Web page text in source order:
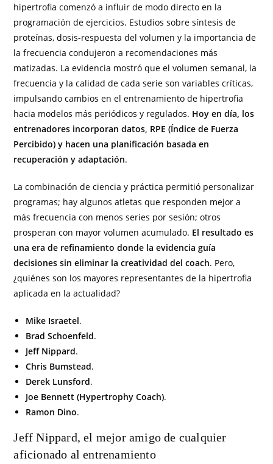
hipertrofia comenzó a influir de modo directo en la
programación de ejercicios. Estudios sobre síntesis de
proteínas, dosis-respuesta del volumen y la importancia de
la frecuencia condujeron a recomendaciones más
matizadas. La evidencia mostró que el volumen semanal, la
frecuencia y la calidad de cada serie son variables críticas,
impulsando cambios en el entrenamiento de hipertrofia
hacia modelos más periódicos y regulados. Hoy en día, los
entrenadores incorporan datos, RPE (Índice de Fuerza
Percibido) y hacen una planificación basada en
recuperación y adaptación.
La combinación de ciencia y práctica permitió personalizar
programas; hay algunos atletas que responden mejor a
más frecuencia con menos series por sesión; otros
prosperan con mayor volumen acumulado. El resultado es
una era de refinamiento donde la evidencia guía
decisiones sin eliminar la creatividad del coach. Pero,
¿quiénes son los mayores representantes de la hipertrofia
aplicada en la actualidad?
Mike Israetel.
Brad Schoenfeld.
Jeff Nippard.
Chris Bumstead.
Derek Lunsford.
Joe Bennett (Hypertrophy Coach).
Ramon Dino.
Jeff Nippard, el mejor amigo de cualquier
aficionado al entrenamiento